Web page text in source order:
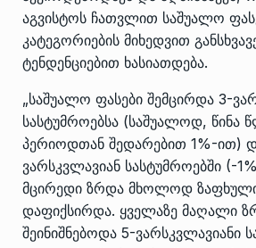
აგვისტოს ჩათვლით საშუალო
კატეგორიების მიხედვით
ტენდენციებით ხასიათდება.
„საშუალო ფასები შემცირდა 3-
სასტუმროებსა (საშუალოდ, წინა
პერიოდთან შედარებით 1%-ით)
ვარსკვლავიან სასტუმროებში (-
მცირედი ზრდა მხოლოდ
დაფიქსირდა. ყველაზე მაღალი
შეინიშნებოდა 5-ვარსკვლავიანი